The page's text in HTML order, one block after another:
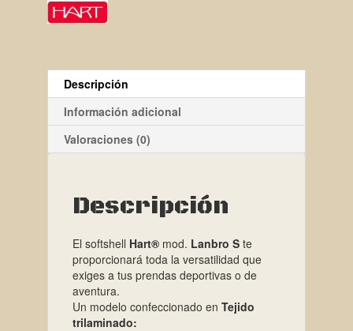
Descripción
Información adicional
Valoraciones (0)
Descripción
El softshell Hart® mod. Lanbro Ste
proporcionará toda la versatilidad que
exiges a tus prendas deportivas o de
aventura.
Un modelo confeccionado en Tejido
trilaminado: